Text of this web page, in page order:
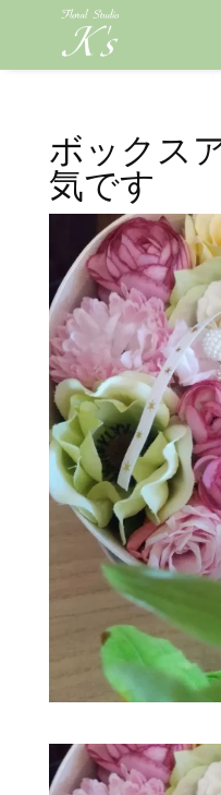
ボックス
気です